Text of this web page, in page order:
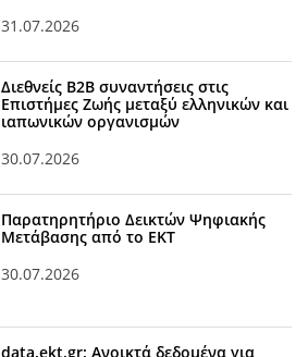
31.07.2026
Διεθνείς Β2Β συναντήσεις στις
Επιστήμες Ζωής μεταξύ ελληνικών και
ιαπωνικών οργανισμών
30.07.2026
Παρατηρητήριο Δεικτών Ψηφιακής
Μετάβασης από το ΕΚΤ
30.07.2026
data.ekt.gr: Ανοικτά δεδομένα για